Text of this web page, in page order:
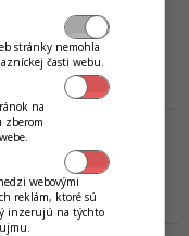
iKelp Pokladňa
k aplikácii POS
- konfigurácia a
nastaveniach
stránky nemohla
časti webu.
na
zberom
webovými
reklám, ktoré sú
inzerujú na týchto